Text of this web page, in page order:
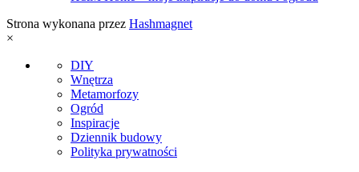
Strona wykonana przez Hashmagnet
×
DIY
Wnętrza
Metamorfozy
Ogród
Inspiracje
Dziennik budowy
Polityka prywatności